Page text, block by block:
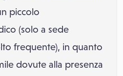
piccolo
(solo a sede
frequente), in quanto
dovute alla presenza